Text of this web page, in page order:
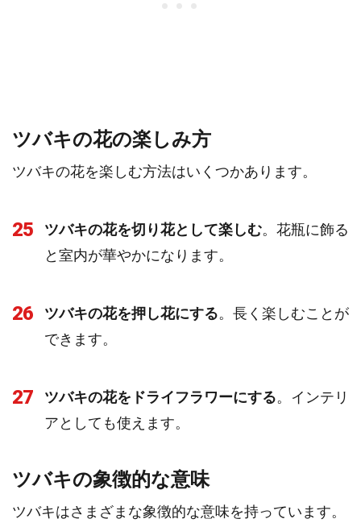
ツバキの花の楽しみ方
ツバキの花を楽しむ方法はいくつかあります。
25 ツバキの花を切り花として楽しむ。花瓶に飾る
と室内が華やかになります。
26 ツバキの花を押し花にする。長く楽しむことが
できます。
27 ツバキの花をドライフラワーにする。インテリ
アとしても使えます。
ツバキの象徴的な意味
ツバキはさまざまな象徴的な意味を持っています。